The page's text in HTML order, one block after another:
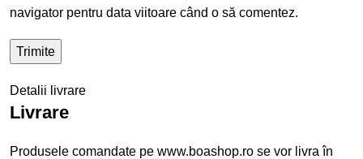
navigator pentru data viitoare când o să comentez.
Detalii livrare
Livrare
Produsele comandate pe www.boashop.ro se vor livra în